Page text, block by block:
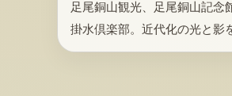
足尾銅山観光、足尾銅山記念
掛水倶楽部。近代化の光と影